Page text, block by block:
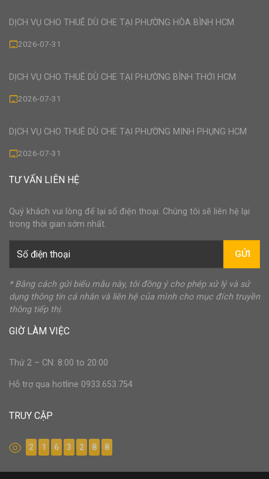
DỊCH VỤ CHO THUÊ DÙ CHE TẠI PHƯỜNG HÒA BÌNH HCM
2026-07-31
DỊCH VỤ CHO THUÊ DÙ CHE TẠI PHƯỜNG BÌNH THỚI HCM
2026-07-31
DỊCH VỤ CHO THUÊ DÙ CHE TẠI PHƯỜNG MINH PHỤNG HCM
2026-07-31
TƯ VẤN LIÊN HỆ
Quý khách vui lòng để lại số điện thoại. Chúng tôi sẽ liên hệ lại
trong thời gian sớm nhất.
GỬI
* Bằng cách gửi biểu mẫu này, tôi đồng ý cho phép xử lý và sử
dụng thông tin cá nhân và liên hệ của mình cho mục đích truyền
thông tiếp thị.
GIỜ LÀM VIỆC
Thứ 2 – CN: 8:00 to 20:00
Hỗ trợ qua hotline 0933.653.754
TRUY CẬP
2 1 6 3 2 8 8